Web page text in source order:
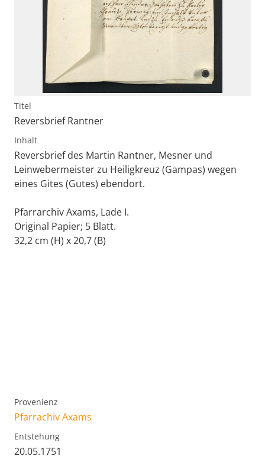
Titel
Reversbrief Rantner
Inhalt
Reversbrief des Martin Rantner, Mesner und
Leinwebermeister zu Heiligkreuz (Gampas) wegen
eines Gites (Gutes) ebendort.
Pfarrarchiv Axams, Lade I.
Original Papier; 5 Blatt.
32,2 cm (H) x 20,7 (B)
Provenienz
Pfarrachiv Axams
Entstehung
20.05.1751